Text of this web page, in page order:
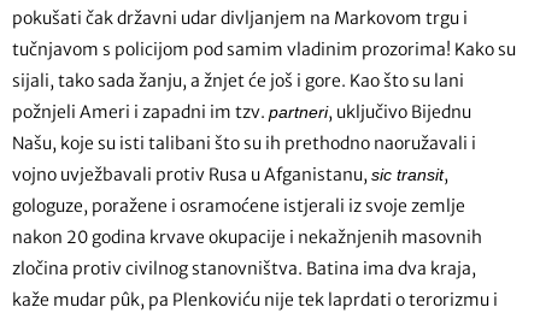
pokušati čak državni udar divljanjem na Markovom trgu i
tučnjavom s policijom pod samim vladinim prozorima! Kako su
sijali, tako sada žanju, a žnjet će još i gore. Kao što su lani
požnjeli Ameri i zapadni im tzv. partneri, uključivo Bijednu
Našu, koje su isti talibani što su ih prethodno naoružavali i
vojno uvježbavali protiv Rusa u Afganistanu, sic transit,
gologuze, poražene i osramoćene istjerali iz svoje zemlje
nakon 20 godina krvave okupacije i nekažnjenih masovnih
zločina protiv civilnog stanovništva. Batina ima dva kraja,
kaže mudar pûk, pa Plenkoviću nije tek laprdati o terorizmu i